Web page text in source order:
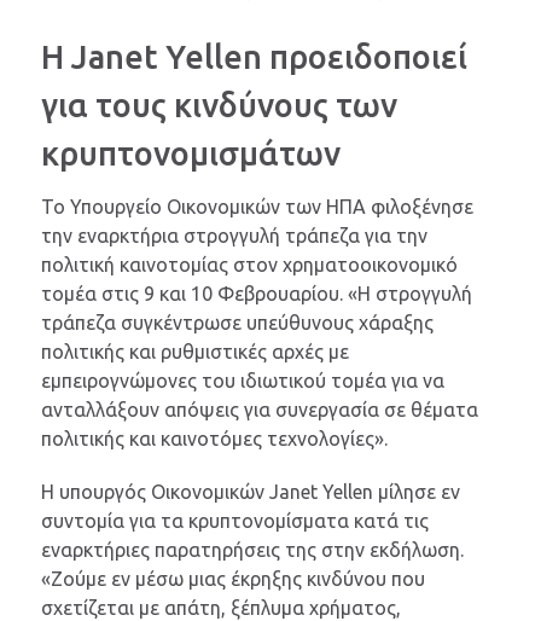
Η Janet Yellen προειδοποιεί
για τους κινδύνους των
κρυπτονομισμάτων
Το Υπουργείο Οικονομικών των ΗΠΑ φιλοξένησε
την εναρκτήρια στρογγυλή τράπεζα για την
πολιτική καινοτομίας στον χρηματοοικονομικό
τομέα στις 9 και 10 Φεβρουαρίου. «Η στρογγυλή
τράπεζα συγκέντρωσε υπεύθυνους χάραξης
πολιτικής και ρυθμιστικές αρχές με
εμπειρογνώμονες του ιδιωτικού τομέα για να
ανταλλάξουν απόψεις για συνεργασία σε θέματα
πολιτικής και καινοτόμες τεχνολογίες».
Η υπουργός Οικονομικών Janet Yellen μίλησε εν
συντομία για τα κρυπτονομίσματα κατά τις
εναρκτήριες παρατηρήσεις της στην εκδήλωση.
«Ζούμε εν μέσω μιας έκρηξης κινδύνου που
σχετίζεται με απάτη, ξέπλυμα χρήματος,